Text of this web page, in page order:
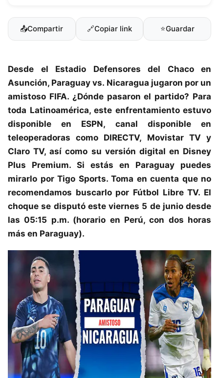
📤Compartir 🔗Copiar link ⭐Guardar
Desde el Estadio Defensores del Chaco en
Asunción, Paraguay vs. Nicaragua jugaron por un
amistoso FIFA. ¿Dónde pasaron el partido? Para
toda Latinoamérica, este enfrentamiento estuvo
disponible en ESPN, canal disponible en
teleoperadoras como DIRECTV, Movistar TV y
Claro TV, así como su versión digital en Disney
Plus Premium. Si estás en Paraguay puedes
mirarlo por Tigo Sports. Toma en cuenta que no
recomendamos buscarlo por Fútbol Libre TV. El
choque se disputó este viernes 5 de junio desde
las 05:15 p.m. (horario en Perú, con dos horas
más en Paraguay).